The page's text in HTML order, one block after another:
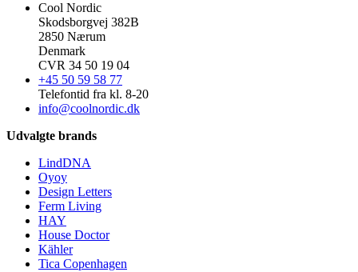
Cool Nordic
Skodsborgvej 382B
2850 Nærum
Denmark
CVR 34 50 19 04
+45 50 59 58 77
Telefontid fra kl. 8-20
info@coolnordic.dk
Udvalgte brands
LindDNA
Oyoy
Design Letters
Ferm Living
HAY
House Doctor
Kähler
Tica Copenhagen